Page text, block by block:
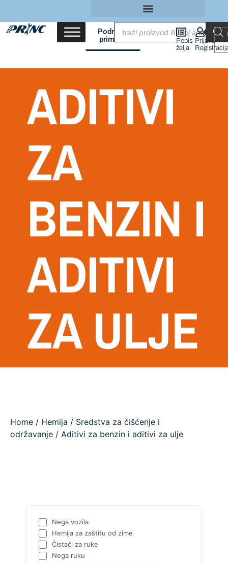
Područja
primene
Popis
želja
Prijava/
ADITIVI
ZA
BENZIN I
ADITIVI
ZA ULJE
Home / Hemija / Sredstva za čišćenje i
održavanje / Aditivi za benzin i aditivi za ulje
Nega vozila
Hemija za zaštitu od zime
Čistači za ruke
Nega ruku